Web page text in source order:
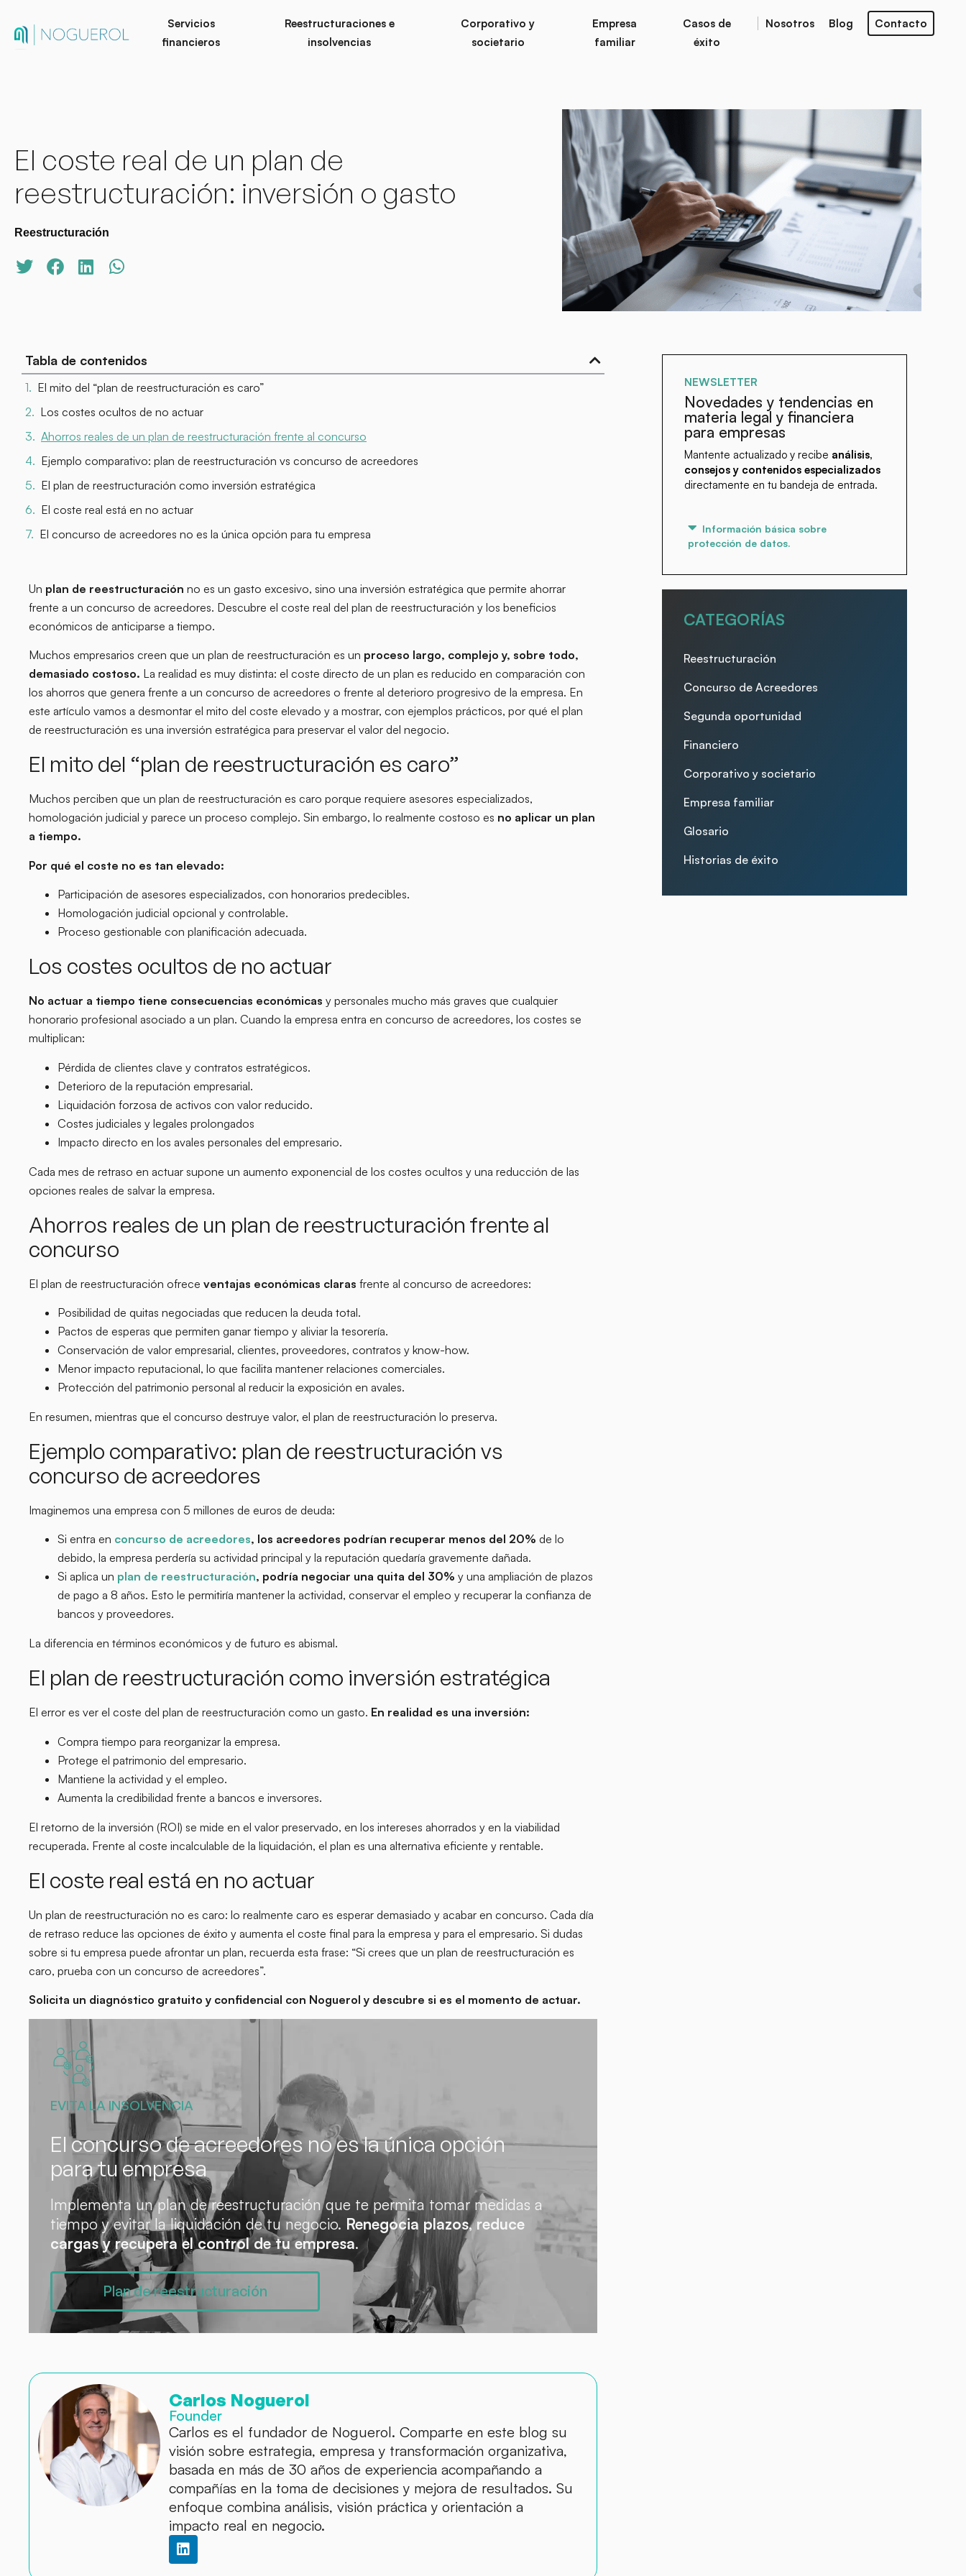
Servicios
financieros
Reestructuraciones e
insolvencias
Corporativo y
societario
Empresa
familiar
Casos de
éxito
Nosotros Blog Contacto
El coste real de un plan de
reestructuración: inversión o gasto
Reestructuración
Tabla de contenidos
El mito del “plan de reestructuración es caro”
Los costes ocultos de no actuar
Ahorros reales de un plan de reestructuración frente al concurso
Ejemplo comparativo: plan de reestructuración vs concurso de acreedores
El plan de reestructuración como inversión estratégica
El coste real está en no actuar
El concurso de acreedores no es la única opción para tu empresa
Un plan de reestructuración no es un gasto excesivo, sino una inversión estratégica que permite ahorrar
frente a un concurso de acreedores. Descubre el coste real del plan de reestructuración y los beneficios
económicos de anticiparse a tiempo.
Muchos empresarios creen que un plan de reestructuración es un proceso largo, complejo y, sobre todo,
demasiado costoso. La realidad es muy distinta: el coste directo de un plan es reducido en comparación con
los ahorros que genera frente a un concurso de acreedores o frente al deterioro progresivo de la empresa. En
este artículo vamos a desmontar el mito del coste elevado y a mostrar, con ejemplos prácticos, por qué el plan
de reestructuración es una inversión estratégica para preservar el valor del negocio.
El mito del “plan de reestructuración es caro”
Muchos perciben que un plan de reestructuración es caro porque requiere asesores especializados,
homologación judicial y parece un proceso complejo. Sin embargo, lo realmente costoso es no aplicar un plan
a tiempo.
Por qué el coste no es tan elevado:
Participación de asesores especializados, con honorarios predecibles.
Homologación judicial opcional y controlable.
Proceso gestionable con planificación adecuada.
Los costes ocultos de no actuar
No actuar a tiempo tiene consecuencias económicas y personales mucho más graves que cualquier
honorario profesional asociado a un plan. Cuando la empresa entra en concurso de acreedores, los costes se
multiplican:
Pérdida de clientes clave y contratos estratégicos.
Deterioro de la reputación empresarial.
Liquidación forzosa de activos con valor reducido.
Costes judiciales y legales prolongados
Impacto directo en los avales personales del empresario.
Cada mes de retraso en actuar supone un aumento exponencial de los costes ocultos y una reducción de las
opciones reales de salvar la empresa.
Ahorros reales de un plan de reestructuración frente al
concurso
El plan de reestructuración ofrece ventajas económicas claras frente al concurso de acreedores:
Posibilidad de quitas negociadas que reducen la deuda total.
Pactos de esperas que permiten ganar tiempo y aliviar la tesorería.
Conservación de valor empresarial, clientes, proveedores, contratos y know-how.
Menor impacto reputacional, lo que facilita mantener relaciones comerciales.
Protección del patrimonio personal al reducir la exposición en avales.
En resumen, mientras que el concurso destruye valor, el plan de reestructuración lo preserva.
Ejemplo comparativo: plan de reestructuración vs
concurso de acreedores
Imaginemos una empresa con 5 millones de euros de deuda:
Si entra en concurso de acreedores, los acreedores podrían recuperar menos del 20% de lo
debido, la empresa perdería su actividad principal y la reputación quedaría gravemente dañada.
Si aplica un plan de reestructuración, podría negociar una quita del 30% y una ampliación de plazos
de pago a 8 años. Esto le permitiría mantener la actividad, conservar el empleo y recuperar la confianza de
bancos y proveedores.
La diferencia en términos económicos y de futuro es abismal.
El plan de reestructuración como inversión estratégica
El error es ver el coste del plan de reestructuración como un gasto. En realidad es una inversión:
Compra tiempo para reorganizar la empresa.
Protege el patrimonio del empresario.
Mantiene la actividad y el empleo.
Aumenta la credibilidad frente a bancos e inversores.
El retorno de la inversión (ROI) se mide en el valor preservado, en los intereses ahorrados y en la viabilidad
recuperada. Frente al coste incalculable de la liquidación, el plan es una alternativa eficiente y rentable.
El coste real está en no actuar
Un plan de reestructuración no es caro: lo realmente caro es esperar demasiado y acabar en concurso. Cada día
de retraso reduce las opciones de éxito y aumenta el coste final para la empresa y para el empresario. Si dudas
sobre si tu empresa puede afrontar un plan, recuerda esta frase: “Si crees que un plan de reestructuración es
caro, prueba con un concurso de acreedores”.
Solicita un diagnóstico gratuito y confidencial con Noguerol y descubre si es el momento de actuar.
EVITA LA INSOLVENCIA
El concurso de acreedores no es la única opción
para tu empresa
Implementa un plan de reestructuración que te permita tomar medidas a
tiempo y evitar la liquidación de tu negocio. Renegocia plazos, reduce
cargas y recupera el control de tu empresa.
Plan de reestructuración
Carlos Noguerol
Founder
Carlos es el fundador de Noguerol. Comparte en este blog su
visión sobre estrategia, empresa y transformación organizativa,
basada en más de 30 años de experiencia acompañando a
compañías en la toma de decisiones y mejora de resultados. Su
enfoque combina análisis, visión práctica y orientación a
impacto real en negocio.
NEWSLETTER
Novedades y tendencias en
materia legal y financiera
para empresas
Mantente actualizado y recibe análisis,
consejos y contenidos especializados
directamente en tu bandeja de entrada.
Información básica sobre
protección de datos.
CATEGORÍAS
Reestructuración
Concurso de Acreedores
Segunda oportunidad
Financiero
Corporativo y societario
Empresa familiar
Glosario
Historias de éxito